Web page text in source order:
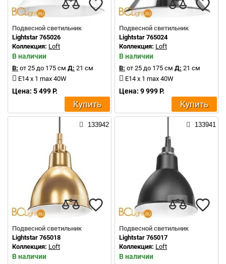
Подвесной светильник
Lightstar 765026
Коллекция: Loft
В наличии
В: от 25 до 175 см Д: 21 см
E14 x 1 max 40W
Цена: 5 499 Р.
Купить
Подвесной светильник
Lightstar 765024
Коллекция: Loft
В наличии
В: от 25 до 175 см Д: 21 см
E14 x 1 max 40W
Цена: 9 999 Р.
Купить
133942
Подвесной светильник
Lightstar 765018
Коллекция: Loft
В наличии
133941
Подвесной светильник
Lightstar 765017
Коллекция: Loft
В наличии